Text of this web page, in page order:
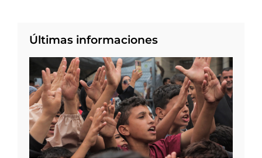
Últimas informaciones